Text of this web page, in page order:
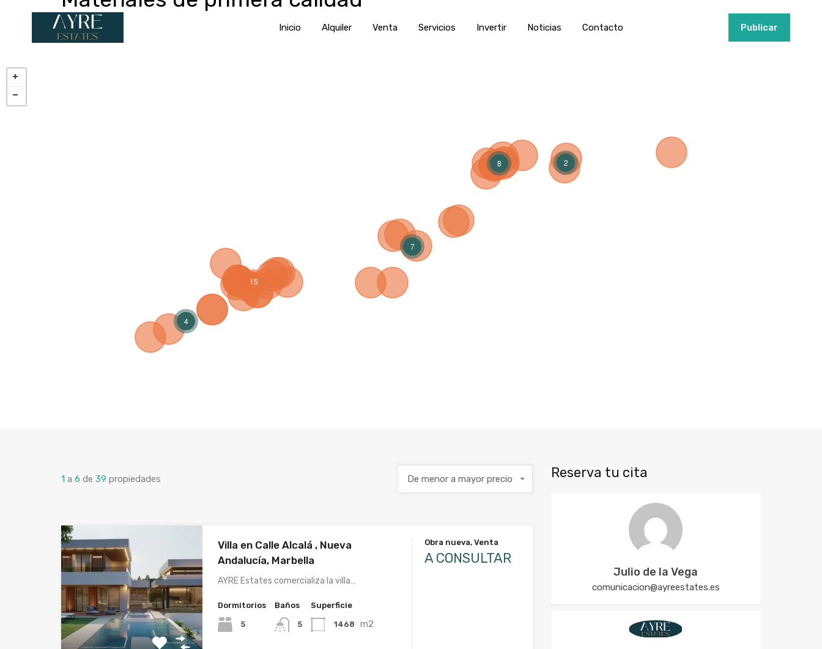
Inicio Alquiler Venta Servicios Invertir Publicar
Inicio Alquiler Venta Servicios Invertir Noticias Contacto Publicar
4
15
2
8
7
1 a 6 de 39 propiedades De menor a mayor precio
Villa en Calle Alcalá , Nueva
Andalucía, Marbella
AYRE Estates comercializa la villa…
Dormitorios
5
Baños
5
Superficie
1468 m2
Obra nueva, Venta
A CONSULTAR
Reserva tu cita
Julio de la Vega
comunicacion@ayreestates.es